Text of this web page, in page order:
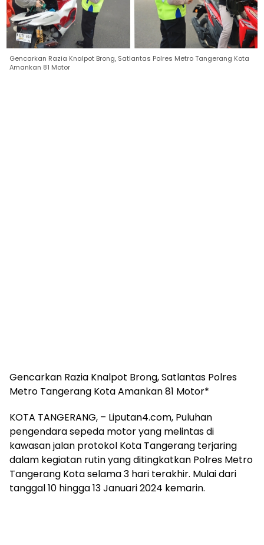
Gencarkan Razia Knalpot Brong, Satlantas Polres Metro Tangerang Kota
Amankan 81 Motor
Gencarkan Razia Knalpot Brong, Satlantas Polres
Metro Tangerang Kota Amankan 81 Motor*
KOTA TANGERANG, – Liputan4.com, Puluhan
pengendara sepeda motor yang melintas di
kawasan jalan protokol Kota Tangerang terjaring
dalam kegiatan rutin yang ditingkatkan Polres Metro
Tangerang Kota selama 3 hari terakhir. Mulai dari
tanggal 10 hingga 13 Januari 2024 kemarin.